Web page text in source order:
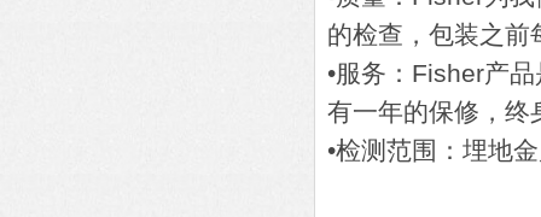
的检查，包装之前
•服务：Fisher产
有一年的保修，终
•检测范围：埋地